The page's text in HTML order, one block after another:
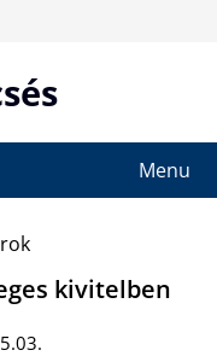
Menu
kivitelben